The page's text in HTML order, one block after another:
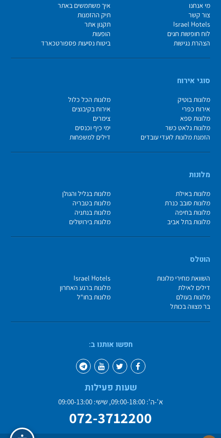
מי אנחנו
איך משתמשים באתר
צור קשר
תיק ההזמנות
Israel Hotels
תקנון אתר
לוח חופשות חגים
הופעות
הצהרת נגישות
ביטוח נסיעות פספורטכארד
סוגי אירוח
מלונות בוטיק
מלונות הכל כלול
אירוח כפרי
אירוח בקיבוצים
מלונות ספא
צימרים
מלונות גלאט כשר
ימי כיף וכנסים
הזמנת מלונות לועדי עובדים
דילים למשפחות
מלונות
מלונות באילת
מלונות בגליל והגולן
מלונות סובב כנרת
מלונות בטבריה
מלונות בחיפה
מלונות בנתניה
מלונות בתל אביב
מלונות בירושלים
הוטלס
השוואת מחירי מלונות
Israel Hotels
דילים לאילת
מלונות ברגע האחרון
מלונות בעולם
מלונות בחו"ל
בר מצווה בכותל
חפשו אותנו ב:
שעות פעילות
א'-ה': 09:00-18:00, שישי: 09:00-13:00
072-3712200